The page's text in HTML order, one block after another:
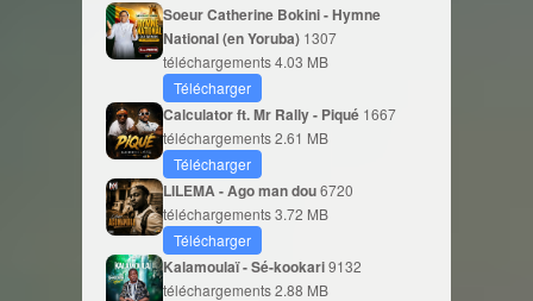
Soeur Catherine Bokini - Hymne
National (en Yoruba) 1307
téléchargements4.03 MB
Télécharger
Calculator ft. Mr Rally - Piqué 1667
téléchargements2.61 MB
Télécharger
LILEMA - Ago man dou6720
téléchargements3.72 MB
Télécharger
Kalamoulaï - Sé-kookari9132
téléchargements2.88 MB